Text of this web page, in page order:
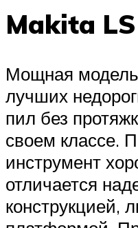
Makita
Мощная
лучших
пил без
своем классе.
инструмент
отличается
конструкцией,